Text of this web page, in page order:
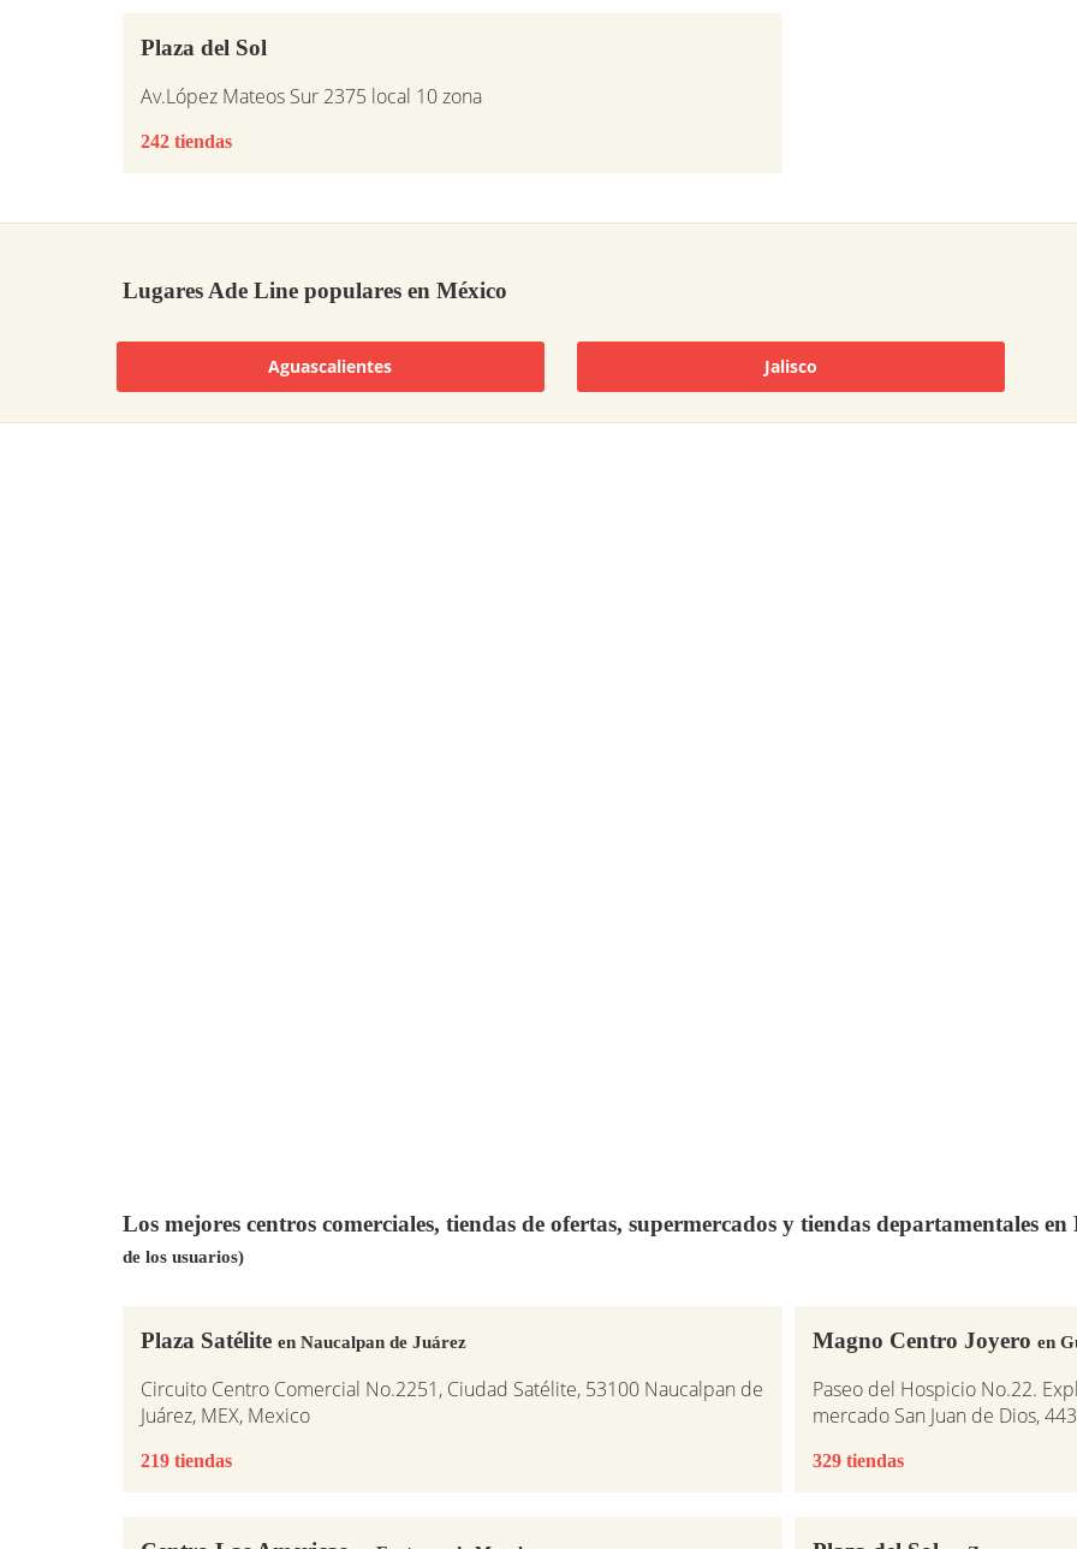
Plaza del Sol
Av.López Mateos Sur 2375 local 10 zona
242 tiendas
Lugares Ade Line populares en México
Aguascalientes Jalisco
Los mejores centros comerciales, tiendas de ofertas, supermercados y tiendas departamentales
de los usuarios)
Plaza Satélite en Naucalpan de Juárez
Circuito Centro Comercial No.2251, Ciudad Satélite, 53100 Naucalpan de
Juárez, MEX, Mexico
219 tiendas
Magno Centro Joyero en
Paseo del Hospicio No.22.
mercado San Juan de Dios,
329 tiendas